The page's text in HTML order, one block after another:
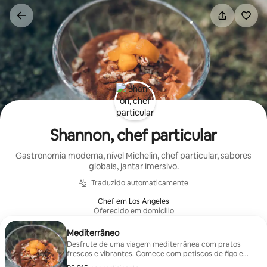
Pular
para
conteúdo
Shannon, chef particular
Gastronomia moderna, nível Michelin, chef particular, sabores
globais, jantar imersivo.
Traduzido automaticamente
Chef em Los Angeles
Oferecido em domicílio
Mediterrâneo
Desfrute de uma viagem mediterrânea com pratos
frescos e vibrantes. Comece com petiscos de figo e
presunto ou uma sopa saudável de espinafre e couve.